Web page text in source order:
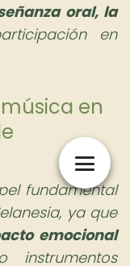
oral, la
en
en
fundamental
ya que
emocional
instrumentos